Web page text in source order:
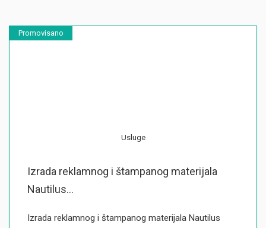
Promovisano
Usluge
Izrada reklamnog i štampanog materijala
Nautilus...
Izrada reklamnog i štampanog materijala Nautilus